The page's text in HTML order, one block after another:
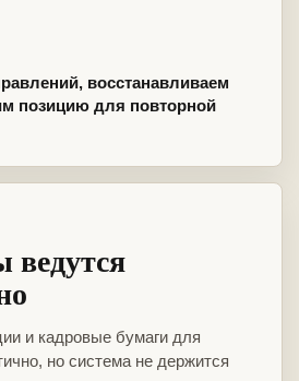
восстанавливаем
позицию для повторной
и кадровые бумаги для
но система не держится